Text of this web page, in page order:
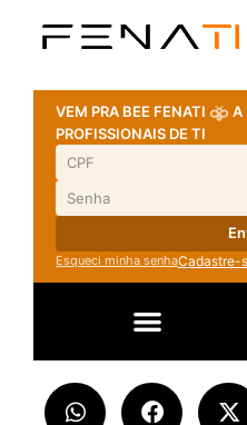
VEM PRA BEE FENATI
A
PROFISSIONAIS DE TI
Esqueci minha senhaCadastre-